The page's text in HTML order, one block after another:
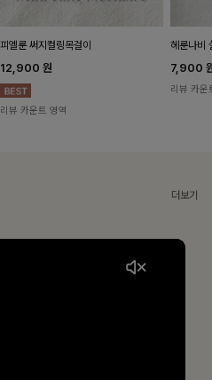
피엘룬 써지컬링목걸이
12,900 원
리뷰 카운트 영역
헤룬나비
7,900
리뷰 카운
더보기